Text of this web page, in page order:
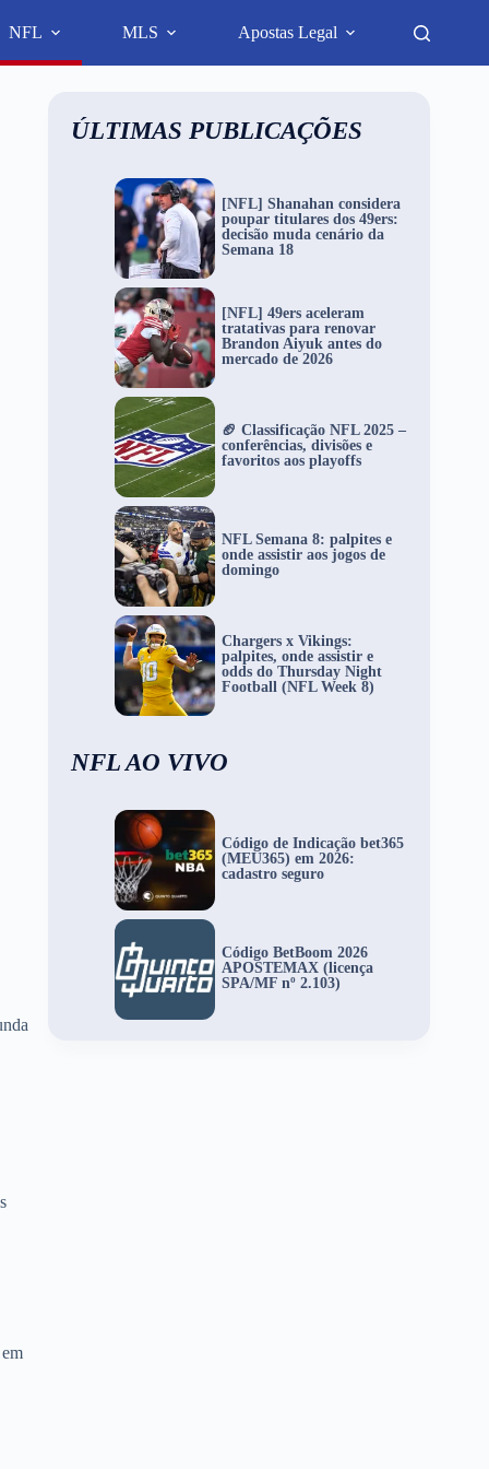
NFL MLS Apostas Legal
ÚLTIMAS PUBLICAÇÕES
[NFL] Shanahan considera
poupar titulares dos 49ers:
decisão muda cenário da
Semana 18
[NFL] 49ers aceleram
tratativas para renovar
Brandon Aiyuk antes do
mercado de 2026
🏈 Classificação NFL 2025 –
conferências, divisões e
favoritos aos playoffs
NFL Semana 8: palpites e
onde assistir aos jogos de
domingo
Chargers x Vikings:
palpites, onde assistir e
odds do Thursday Night
Football (NFL Week 8)
NFL AO VIVO
Código de Indicação bet365
(MEU365) em 2026:
cadastro seguro
Código BetBoom 2026
APOSTEMAX (licença
SPA/MF nº 2.103)